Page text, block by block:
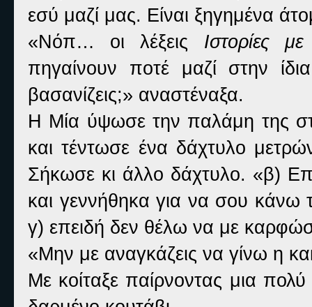
εσύ μαζί μας. Είναι ξηγημένα
«Νόπ… οι λέξεις Ιστορίες
πηγαίνουν ποτέ μαζί στην
βασανίζεις;» αναστέναξα.
Η Μία ύψωσε την παλάμη της
και τέντωσε ένα δάχτυλο
Σήκωσε κι άλλο δάχτυλο. «β)
και γεννήθηκα για να σου κάνω
γ) επειδή δεν θέλω να με
«Μην με αναγκάζεις να γίνω η
Με κοίταξε παίρνοντας μια